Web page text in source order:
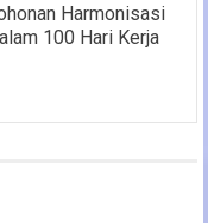
Harmonisasi
100 Hari Kerja